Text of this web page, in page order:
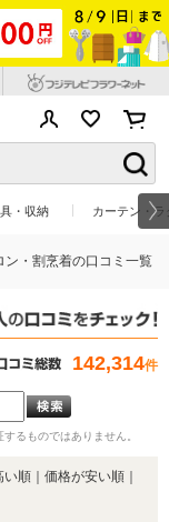
・収納 カーテン・
ン・割烹着の口コミ一覧
142,314件
るものではありません。
い順 価格が安い順